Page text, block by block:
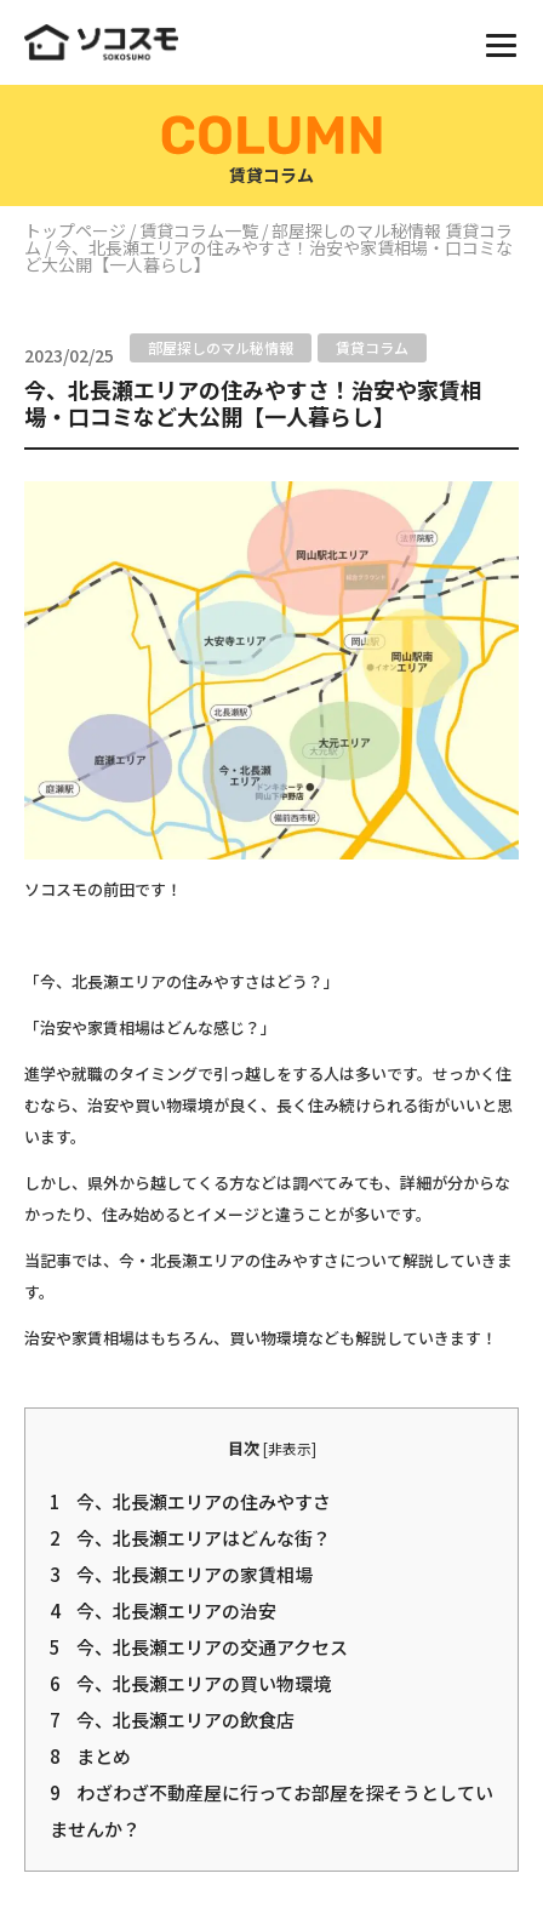
賃貸コラム
トップページ / 賃貸コラム一覧 /部屋探しのマル秘情報 賃貸コラ
ム / 今、北長瀬エリアの住みやすさ！治安や家賃相場・口コミな
ど大公開【一人暮らし】
2023/02/25 部屋探しのマル秘情報 賃貸コラム
今、北長瀬エリアの住みやすさ！治安や家賃相
場・口コミなど大公開【一人暮らし】
ソコスモの前田です！
「今、北長瀬エリアの住みやすさはどう？」
「治安や家賃相場はどんな感じ？」
進学や就職のタイミングで引っ越しをする人は多いです。せっかく住
むなら、治安や買い物環境が良く、長く住み続けられる街がいいと思
います。
しかし、県外から越してくる方などは調べてみても、詳細が分からな
かったり、住み始めるとイメージと違うことが多いです。
当記事では、今・北長瀬エリアの住みやすさについて解説していきま
す。
治安や家賃相場はもちろん、買い物環境なども解説していきます！
目次 [非表示]
1
今、北長瀬エリアの住みやすさ
2
今、北長瀬エリアはどんな街？
3
今、北長瀬エリアの家賃相場
4
今、北長瀬エリアの治安
5
今、北長瀬エリアの交通アクセス
6
今、北長瀬エリアの買い物環境
7
今、北長瀬エリアの飲食店
8
まとめ
9
わざわざ不動産屋に行ってお部屋を探そうとしてい
ませんか？